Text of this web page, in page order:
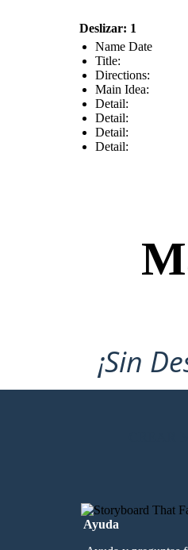
Deslizar: 1
Name Date
Title:
Directions:
Main Idea:
Detail:
Detail:
Detail:
Detail:
¡Sin
Ayuda